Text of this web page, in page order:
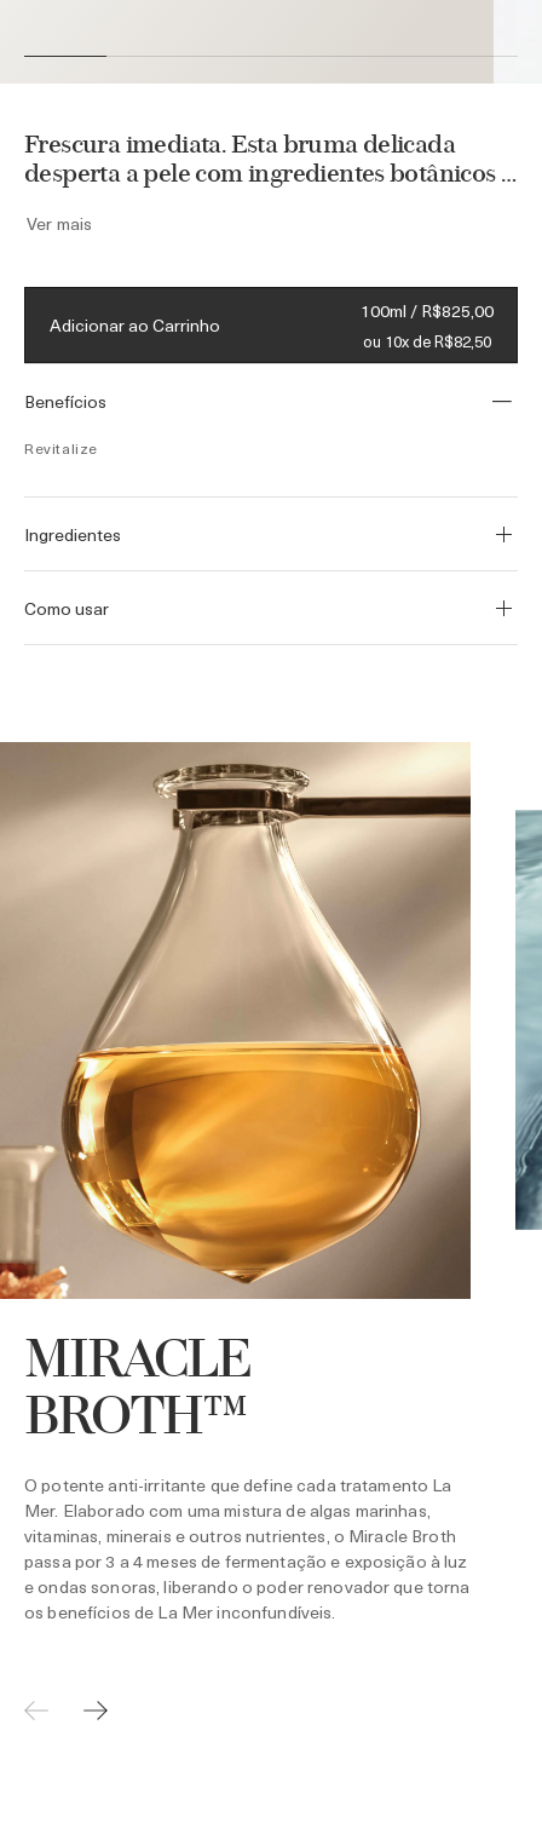
Frescura imediata. Esta bruma delicada
desperta a pele com ingredientes botânicos e
pensamento sustentável, que incorpora no
mínimo 45% PCR e princípios de reciclagem
Ver mais
Adicionar ao Carrinho
100ml / R$825,00
ou 10x de R$82,50
Benefícios
Revitalize
Ingredientes
Como usar
MIRACLE
BROTH™
O potente anti-irritante que define cada tratamento La
Mer. Elaborado com uma mistura de algas marinhas,
vitaminas, minerais e outros nutrientes, o Miracle Broth
passa por 3 a 4 meses de fermentação e exposição à luz
e ondas sonoras, liberando o poder renovador que torna
os benefícios de La Mer inconfundíveis.